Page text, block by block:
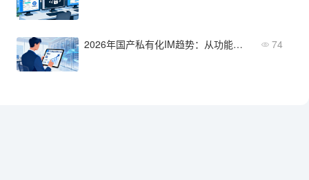
2026年国产私有化IM趋势：从功能迭代到选型方向 74